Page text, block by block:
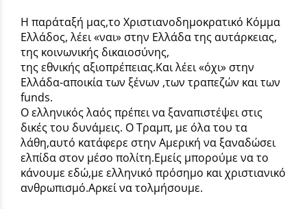
Η παράταξή μας,το Χριστιανοδημοκρατικό Κόμμα
Ελλάδος, λέει «ναι» στην Ελλάδα της αυτάρκειας,
της κοινωνικής δικαιοσύνης,
της εθνικής αξιοπρέπειας.Και λέει «όχι» στην
Ελλάδα-αποικία των ξένων ,των τραπεζών και των
funds.
Ο ελληνικός λαός πρέπει να ξαναπιστέψει στις
δικές του δυνάμεις. Ο Τραμπ, με όλα του τα
λάθη,αυτό κατάφερε στην Αμερική να ξαναδώσει
ελπίδα στον μέσο πολίτη.Εμείς μπορούμε να το
κάνουμε εδώ,με ελληνικό πρόσημο και χριστιανικό
ανθρωπισμό.Αρκεί να τολμήσουμε.